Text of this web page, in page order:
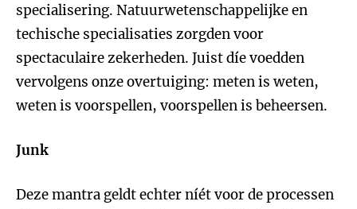
specialisering. Natuurweten­schappelijke en
techische specialisaties zorgden voor
spectaculaire zekerheden. Juist díe voedden
vervolgens onze overtuiging: meten is weten,
weten is voorspellen, voorspellen is beheersen.
Junk
Deze mantra geldt echter níét voor de processen